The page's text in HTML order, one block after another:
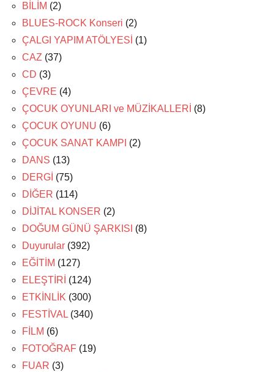
BİLİM (2)
BLUES-ROCK Konseri (2)
ÇALGI YAPIM ATÖLYESİ (1)
CAZ (37)
CD (3)
ÇEVRE (4)
ÇOCUK OYUNLARI ve MÜZİKALLERİ (8)
ÇOCUK OYUNU (6)
ÇOCUK SANAT KAMPI (2)
DANS (13)
DERGİ (75)
DİĞER (114)
DİJİTAL KONSER (2)
DOĞUM GÜNÜ ŞARKISI (8)
Duyurular (392)
EĞİTİM (127)
ELEŞTİRİ (124)
ETKİNLİK (300)
FESTİVAL (340)
FİLM (6)
FOTOĞRAF (19)
FUAR (3)